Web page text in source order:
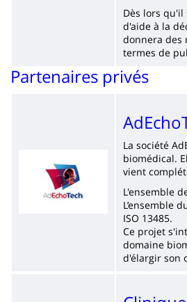
Dès lors
d'aide à la
donnera des
termes de
Partenaires privés
La société
biomédical.
vient
L'ensemble
L’ensemble
ISO 13485.
Ce projet
domaine
d'élargir son